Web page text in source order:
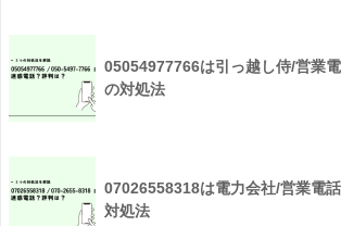
05054977766は引っ越し侍/営業
の対処法
07026558318は電力会社/営業電
対処法